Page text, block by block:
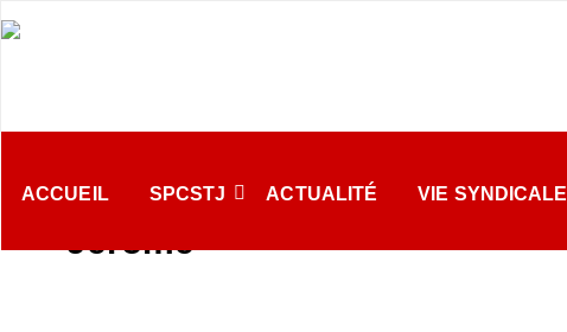
Passer
professeur.es du
Cégep de Saint-
Jérôme
ACCUEIL SPCSTJ ACTUALITÉ VIE SYNDICALE